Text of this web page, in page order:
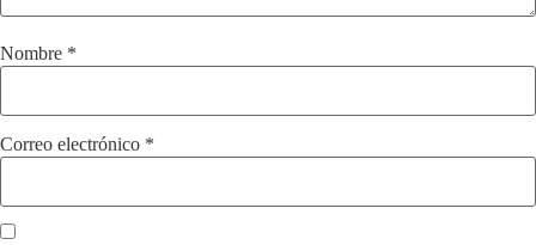
Nombre *
Correo electrónico *